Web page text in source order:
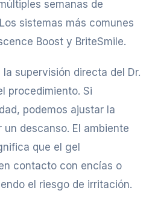
semanas de
sistemas más comunes
Boost y BriteSmile.
supervisión directa del Dr.
procedimiento. Si
podemos ajustar la
descanso. El ambiente
que el gel
contacto con encías o
el riesgo de irritación.